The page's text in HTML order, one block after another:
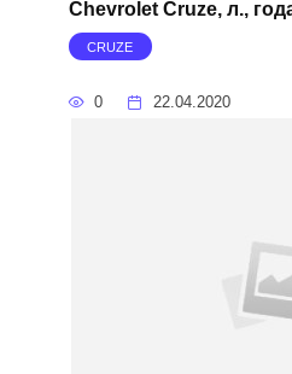
Chevrolet Cruze, л.,
CRUZE
0 22.04.2020